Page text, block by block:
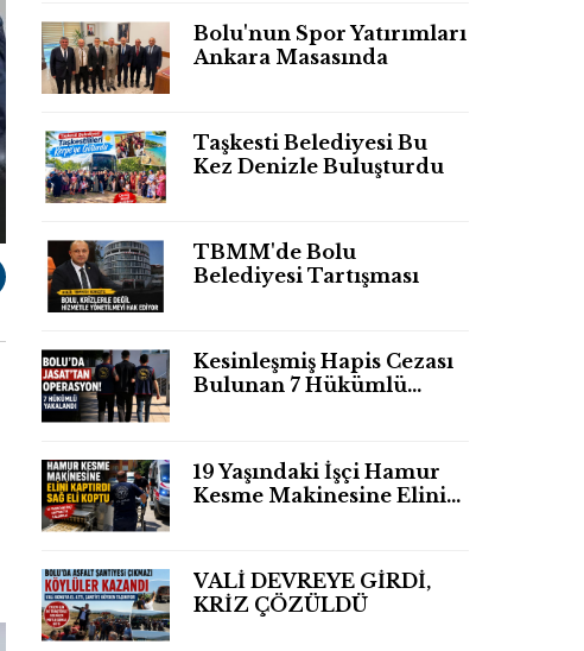
Bolu'nun Spor Yatırımları
Ankara Masasında
Taşkesti Belediyesi Bu
Kez Denizle Buluşturdu
TBMM'de Bolu
Belediyesi Tartışması
Kesinleşmiş Hapis Cezası
Bulunan 7 Hükümlü
19 Yaşındaki İşçi Hamur
Kesme Makinesine Elini
VALİ DEVREYE GİRDİ,
KRİZ ÇÖZÜLDÜ